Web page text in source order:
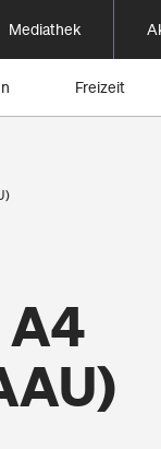
Mediathek
Freizeit
A4